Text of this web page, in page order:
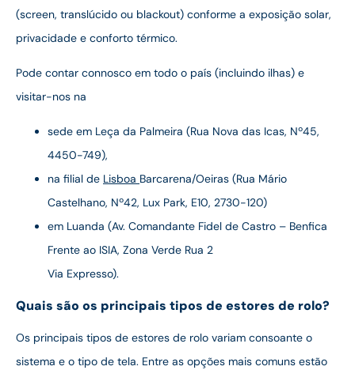
(screen, translúcido ou blackout) conforme a exposição solar,
privacidade e conforto térmico.
Pode contar connosco em todo o país (incluindo ilhas) e
visitar-nos na
sede em Leça da Palmeira (Rua Nova das Icas, Nº45,
4450-749),
na filial de Lisboa Barcarena/Oeiras (Rua Mário
Castelhano, Nº42, Lux Park, E10, 2730-120)
em Luanda (Av. Comandante Fidel de Castro – Benfica
Frente ao ISIA, Zona Verde Rua 2
Via Expresso).
Quais são os principais tipos de estores de rolo?
Os principais tipos de estores de rolo variam consoante o
sistema e o tipo de tela. Entre as opções mais comuns estão